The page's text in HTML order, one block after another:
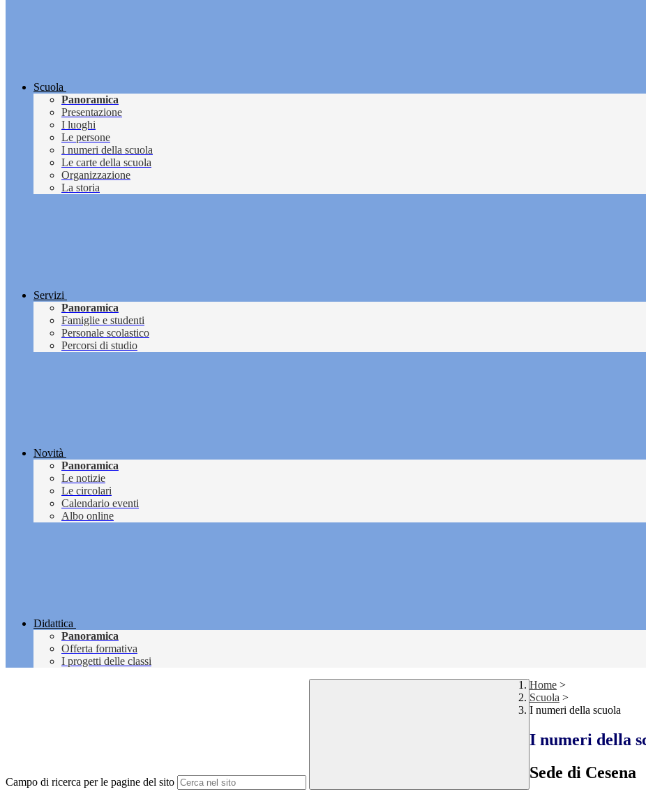
Scuola
Panoramica
Presentazione
I luoghi
Le persone
I numeri della scuola
Le carte della scuola
Organizzazione
La storia
Servizi
Panoramica
Famiglie e studenti
Personale scolastico
Percorsi di studio
Novità
Panoramica
Le notizie
Le circolari
Calendario eventi
Albo online
Didattica
Panoramica
Offerta formativa
I progetti delle classi
Campo di ricerca per le pagine del sito
Home >
Scuola >
I numeri della scuola
I numeri della
Sede di Cesena